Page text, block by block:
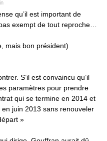
qu’il est important de
exempt de tout reproche…
mais bon président)
S’il est convaincu qu’il
paramètres pour prendre
qui se termine en 2014 et
juin 2013 sans renouveler
»